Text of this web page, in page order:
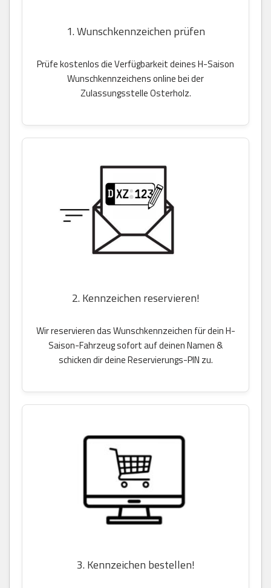
1. Wunschkennzeichen prüfen
Prüfe kostenlos die Verfügbarkeit deines H-Saison
Wunschkennzeichens online bei der
Zulassungsstelle Osterholz.
2. Kennzeichen reservieren!
Wir reservieren das Wunschkennzeichen für dein H-
Saison-Fahrzeug sofort auf deinen Namen &
schicken dir deine Reservierungs-PIN zu.
3. Kennzeichen bestellen!